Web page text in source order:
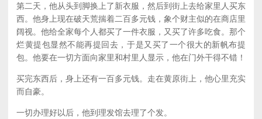
第二天，他从头到脚换上了新衣服，然后到街上去给家里人买东
西。他身上现在破天荒揣着二百多元钱，象个财主似的在商店里
阔视。他给全家每个人都买了一件衣服，又买了许多吃食。那个
烂黄提包显然不能再提回去，于是又买了一个很大的新帆布提
包。他要在一切方面向家里和村里人显示，他在门外干得不错！
买完东西后，身上还有一百多元钱。走在黄原街上，他心里充实
而自豪。
一切办理好以后，他到理发馆去理了个发。